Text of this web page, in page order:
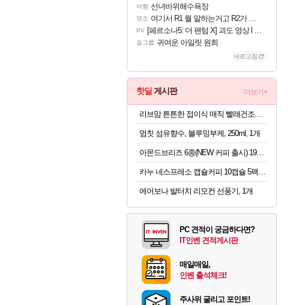
여행 선녀바위해수욕장
명조 여기서 R1 뭘 말하는거고 R2가 뭘말하는걸까요?
PV [페르소나5: 더 팬텀 X] 괴도 영상 l 타카마키 안·댄싱 스타
걸그룹 귀여운 아일릿 원희
새로고침
핫딜 게시판 더보기+
멈칫 섬유향수, 블루밍부케, 250ml, 1개
아몬드브리즈 6종(NEW 커피 출시) 190ML/950ML 10팩/24팩/48팩 중 택 1
에어보나 발터치 리모컨 선풍기, 1개
PC 견적이 궁금하다면?
IT인벤 견적게시판
매일매일,
인벤 출석체크!
주사위 굴리고 포인트!